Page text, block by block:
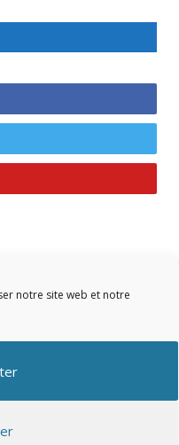
notre site web et notre